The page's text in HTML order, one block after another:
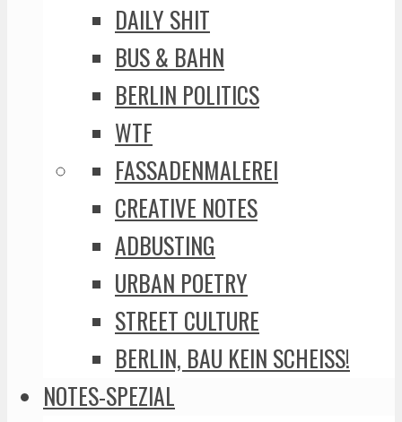
DAILY SHIT
BUS & BAHN
BERLIN POLITICS
WTF
FASSADENMALEREI
CREATIVE NOTES
ADBUSTING
URBAN POETRY
STREET CULTURE
BERLIN, BAU KEIN SCHEISS!
NOTES-SPEZIAL